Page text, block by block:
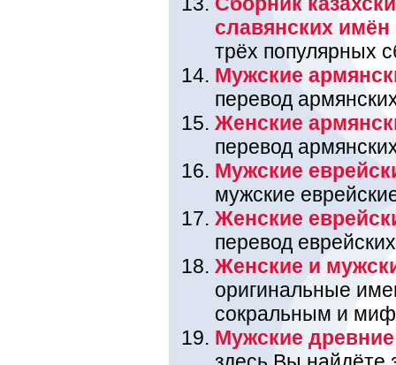
славянских имён
трёх популярных
Мужские
перевод
Женские
перевод
Мужские
мужские
Женские
перевод
Женские и
оригинальные
сокральным и
Мужские